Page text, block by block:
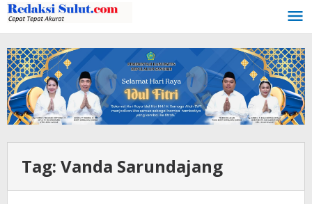
Lewati
ke
konten
Tag: Vanda Sarundajang